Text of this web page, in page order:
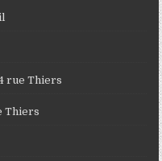
rue Thiers
Thiers